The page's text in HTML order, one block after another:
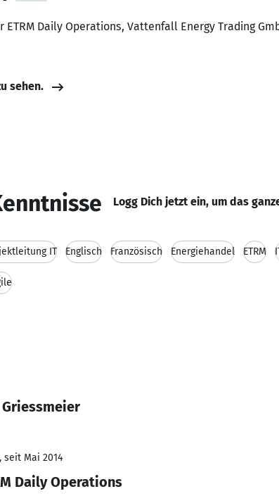
Daily Operations, Vattenfall Energy Trading
sehen.
Logg Dich jetzt ein, um das
IT Englisch Französisch Energiehandel ETRM
seit Mai 2014
Daily Operations